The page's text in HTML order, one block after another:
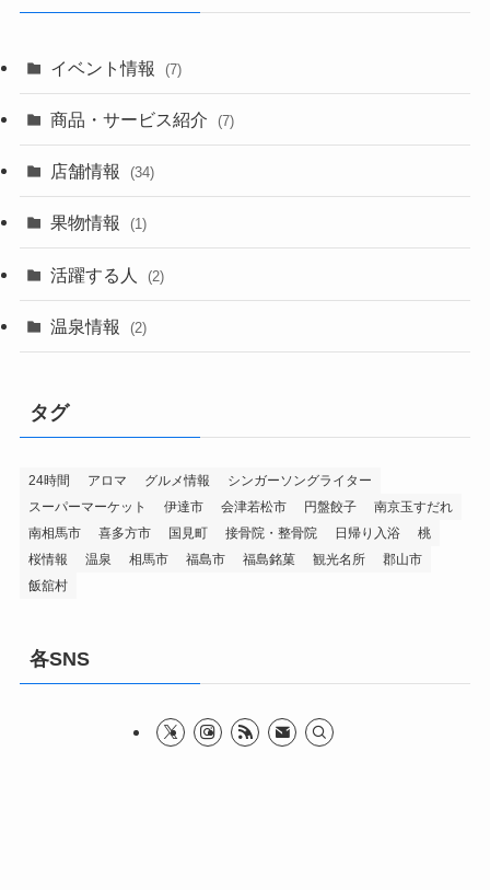
イベント情報 (7)
商品・サービス紹介 (7)
店舗情報 (34)
果物情報 (1)
活躍する人 (2)
温泉情報 (2)
タグ
24時間 アロマ グルメ情報
シンガーソングライター
スーパーマーケット
伊達市 会津若松市 円盤餃子
南京玉すだれ
南相馬市
喜多方市 国見町 接骨院・整骨院 日帰り入浴
桃
桜情報
温泉 相馬市 福島市 福島銘菓 観光名所
郡山市
飯舘村
各SNS